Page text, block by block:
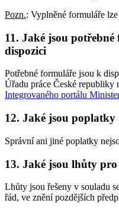
Pozn.: Vyplněné formuláře
11. Jaké jsou
dispozici
Potřebné formuláře jsou k
Úřadu práce České republiky
Integrovaného portálu
12. Jaké jsou
Správní ani jiné poplatky
13. Jaké jsou lhůty
Lhůty jsou řešeny v souladu
řád, ve znění pozdějších